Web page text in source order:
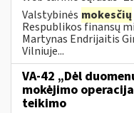
Valstybinės mokesčių
Respublikos finansų
Martynas Endrijaitis
Vilniuje...
VA-42 „Dėl
mokėjimo
teikimo